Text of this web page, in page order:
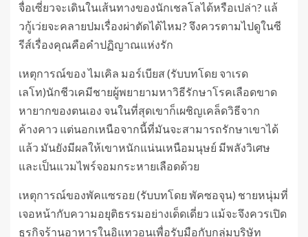
จื่อเซี่ยวจะเดินในเส้นทางของนักเชลโลได้หรือเปล่า? แล้
วกู้เว่ยจะคลายปมเรื่องผ่าตัดได้ไหม? จึงควรตามไปดูในซี
รีส์เรื่องคุณคือคำปฏิญาณแห่งรัก
เหตุการณ์ของ ไมเคิล มอร์เบียส (รับบทโดย จาเรด
เลโท)นักชีวเคมีชายผู้พยายามหาวิธีรักษาโรคเลือดขาด
หายากของตนเอง จนในที่สุดเขาก็เผชิญเคล็ดวิธีจาก
ค้างคาว แต่นอกเหนือจากนี้ที่มันจะสามารถรักษาเขาได้
แล้ว มันยังมีผลให้เขาหนักแน่นเหนือมนุษย์ มีพลังวิเศษ
และเป็นแวมไพร์จอมกระหายเลือดด้วย
เหตุการณ์ของพัคแซรอย (รับบทโดย พัคซอจุน) ชายหนุ่มที่
เจอหน้ากับความอยุติธรรมอย่างเด็ดเดี่ยว แม้จะจึงควรเปิด
ธุรกิจร้านอาหารในอิแทวอนเพื่อรับมือกับกลุ่มบริษัท